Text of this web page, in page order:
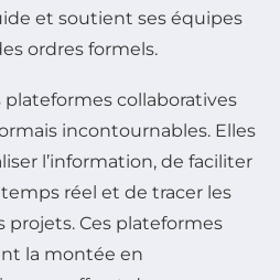
et soutient ses équipes
ordres formels.
plateformes collaboratives
incontournables. Elles
l’information, de faciliter
réel et de tracer les
projets. Ces plateformes
la montée en